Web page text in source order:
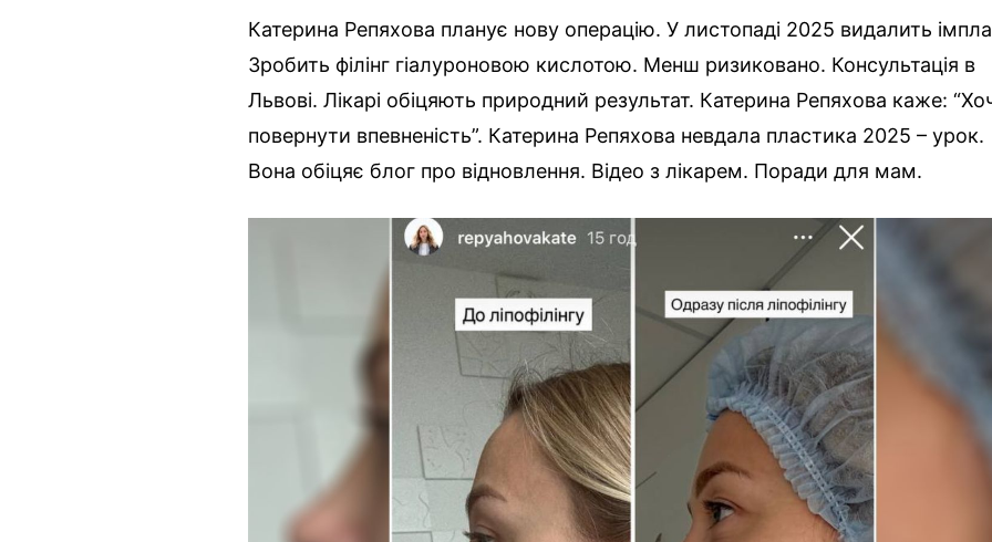
Катерина Репяхова планує нову операцію. У листопаді 2025 видалить
Зробить філінг гіалуроновою кислотою. Менш ризиковано. Консультація в
Львові. Лікарі обіцяють природний результат. Катерина Репяхова каже:
повернути впевненість”. Катерина Репяхова невдала пластика 2025 – урок.
Вона обіцяє блог про відновлення. Відео з лікарем. Поради для мам.